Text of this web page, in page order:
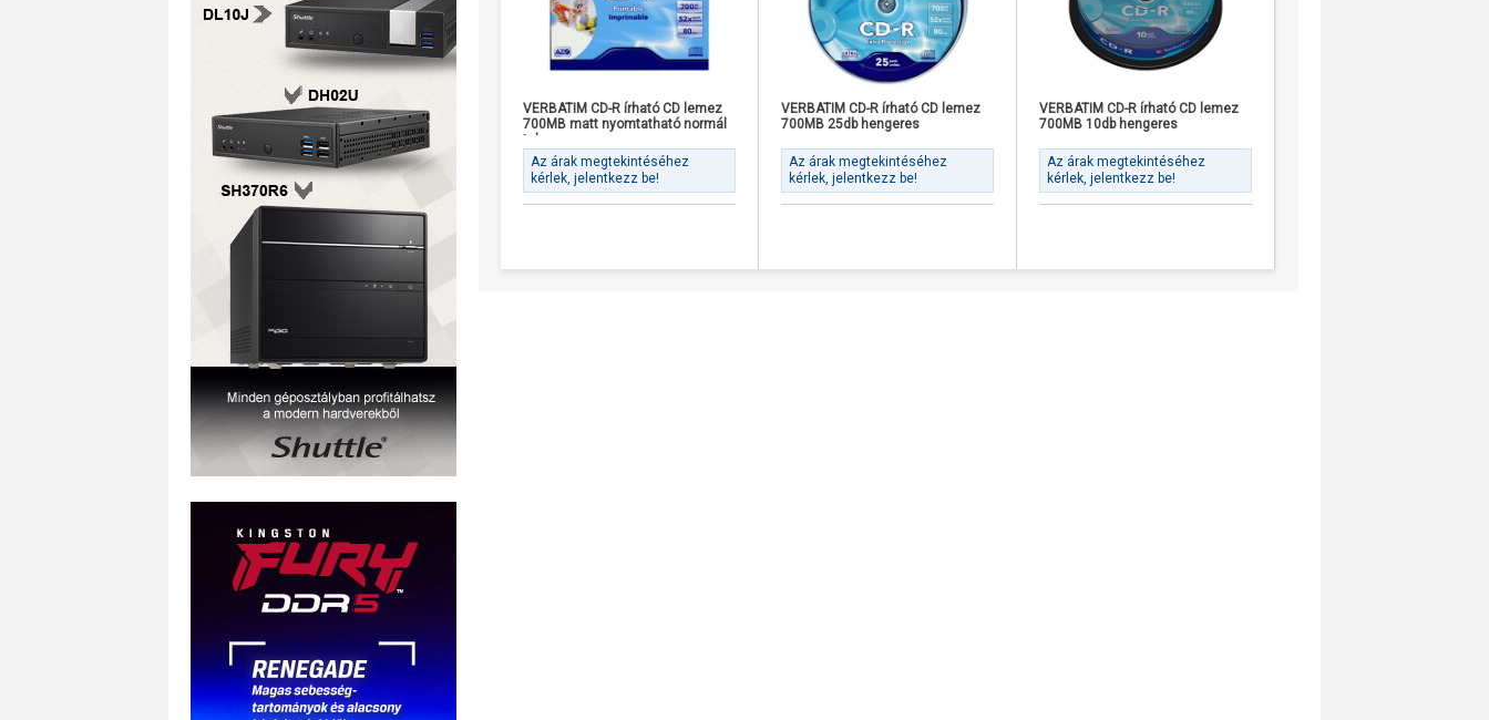
VERBATIM CD-R írható CD lemez
700MB matt nyomtatható normál
tok
Az árak megtekintéséhez
kérlek, jelentkezz be!
VERBATIM CD-R írható CD lemez
700MB 25db hengeres
Az árak megtekintéséhez
kérlek, jelentkezz be!
VERBATIM CD-R írható CD lemez
700MB 10db hengeres
Az árak megtekintéséhez
kérlek, jelentkezz be!